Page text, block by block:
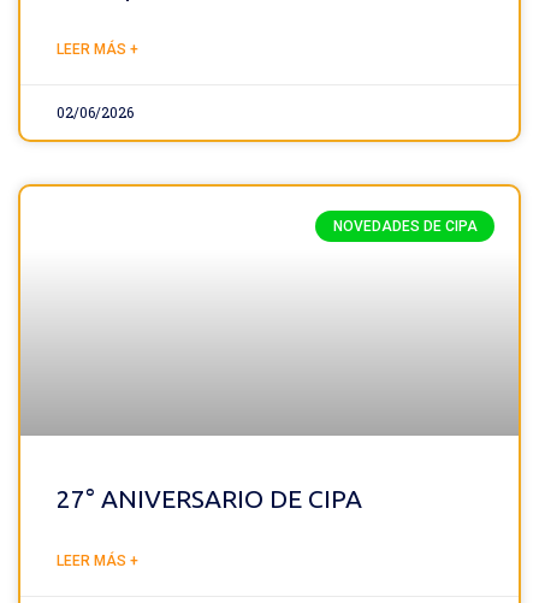
LEER MÁS +
02/06/2026
NOVEDADES DE CIPA
27° ANIVERSARIO DE CIPA
LEER MÁS +